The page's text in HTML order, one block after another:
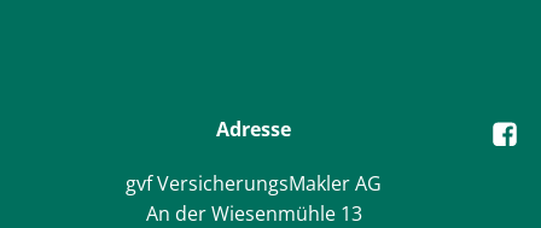
Adresse
gvf VersicherungsMakler AG
An der Wiesenmühle 13